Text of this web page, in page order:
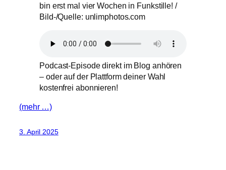
bin erst mal vier Wochen in Funkstille! /
Bild-/Quelle: unlimphotos.com
Podcast-Episode direkt im Blog anhören
– oder auf der Plattform deiner Wahl
kostenfrei abonnieren!
(mehr …)
3. April 2025